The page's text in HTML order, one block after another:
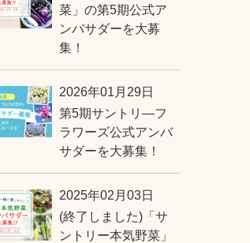
菜」の第5期公式ア
ンバサダーを大募
集！
2026年01月29日
第5期サントリ―フ
ラワーズ公式アンバ
サダーを大募集！
2025年02月03日
(終了しました)「サ
ントリー本気野菜」